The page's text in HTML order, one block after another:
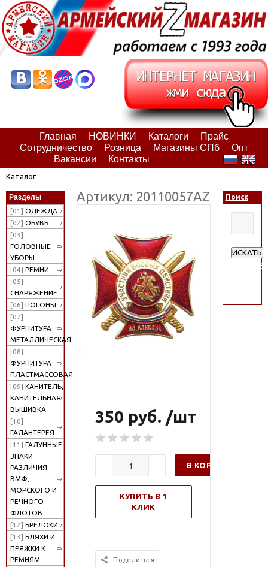
Главная НОВИНКИ Каталоги
Прайс
Сотрудничество
Розница Магазины СПб
Опт
Вакансии
Контакты
Каталог
Разделы
[01] ОДЕЖДА
[02] ОБУВЬ
[03]
ГОЛОВНЫЕ
УБОРЫ
[04] РЕМНИ
[05]
СНАРЯЖЕНИЕ
[06] ПОГОНЫ
[07]
ФУРНИТУРА
МЕТАЛЛИЧЕСКАЯ
[08]
ФУРНИТУРА
ПЛАСТМАССОВАЯ
[09] КАНИТЕЛЬ,
КАНИТЕЛЬНАЯ
ВЫШИВКА
[10]
ГАЛАНТЕРЕЯ
[11] ГАЛУННЫЕ
ЗНАКИ
РАЗЛИЧИЯ
ВМФ,
МОРСКОГО И
РЕЧНОГО
ФЛОТОВ
[12] БРЕЛОКИ
[13] БЛЯХИ И
ПРЯЖКИ К
РЕМНЯМ
Артикул: 20110057АZ
350 руб. /шт
В КОРЗИНУ
КУПИТЬ В 1
КЛИК
Поделиться
Поиск
ИСКАТЬ